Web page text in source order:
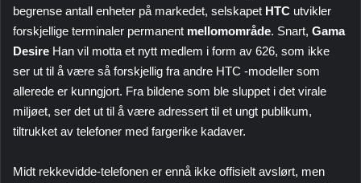
begrense antall enheter på markedet, selskapet HTC utvikler
forskjellige terminaler permanent mellomområde. Snart, Gama
Desire Han vil motta et nytt medlem i form av 626, som ikke
ser ut til å være så forskjellig fra andre HTC -modeller som
allerede er kunngjort. Fra bildene som ble sluppet i det virale
miljøet, ser det ut til å være adressert til et ungt publikum,
tiltrukket av telefoner med fargerike kadaver.
Midt rekkevidde-telefonen er ennå ikke offisielt avslørt, men